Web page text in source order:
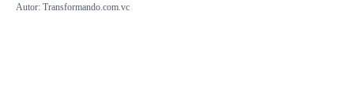
Autor: Transformando.com.vc